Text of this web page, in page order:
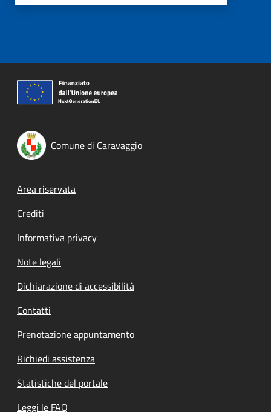
Comune di Caravaggio
Footer menu
Area riservata
Crediti
Informativa privacy
Note legali
Dichiarazione di accessibilità
Contatti
Prenotazione appuntamento
Richiedi assistenza
Statistiche del portale
Leggi le FAQ